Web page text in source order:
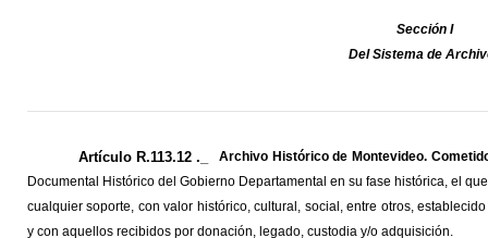
Sección I
Del Sistema de
Artículo R.113.12 ._
Archivo Histórico de Montevideo.
Documental Histórico del Gobierno Departamental en su fase histórica, el
cualquier soporte, con valor histórico, cultural, social, entre otros,
y con aquellos recibidos por donación, legado, custodia y/o adquisición.